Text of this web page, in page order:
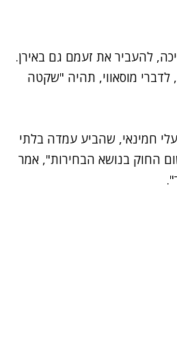
להעביר את זעמם גם באירן.
מוסאווי, תהיה "שקטה
חמינאי, שהביע עמדה בלתי
החוק בנושא הבחירות", אמר